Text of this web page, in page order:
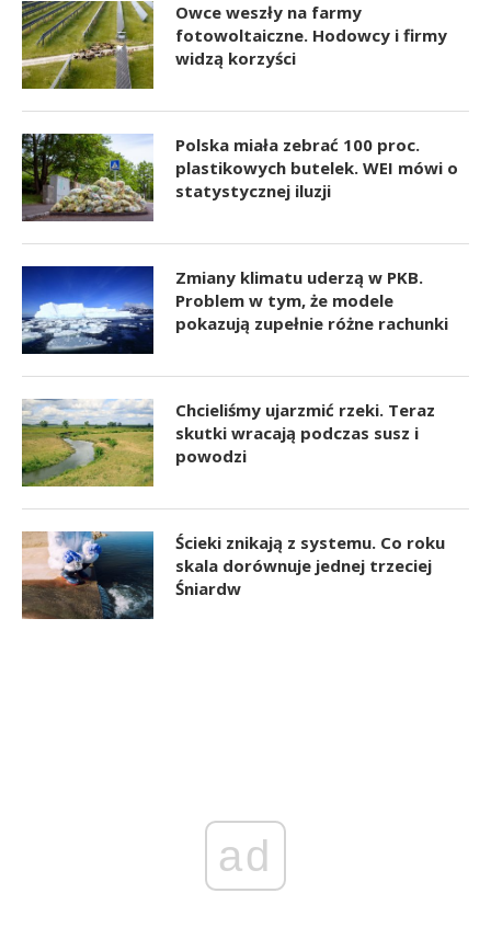
Owce weszły na farmy
fotowoltaiczne. Hodowcy i firmy
widzą korzyści
Polska miała zebrać 100 proc.
plastikowych butelek. WEI mówi o
statystycznej iluzji
Zmiany klimatu uderzą w PKB.
Problem w tym, że modele
pokazują zupełnie różne rachunki
Chcieliśmy ujarzmić rzeki. Teraz
skutki wracają podczas susz i
powodzi
Ścieki znikają z systemu. Co roku
skala dorównuje jednej trzeciej
Śniardw
ad